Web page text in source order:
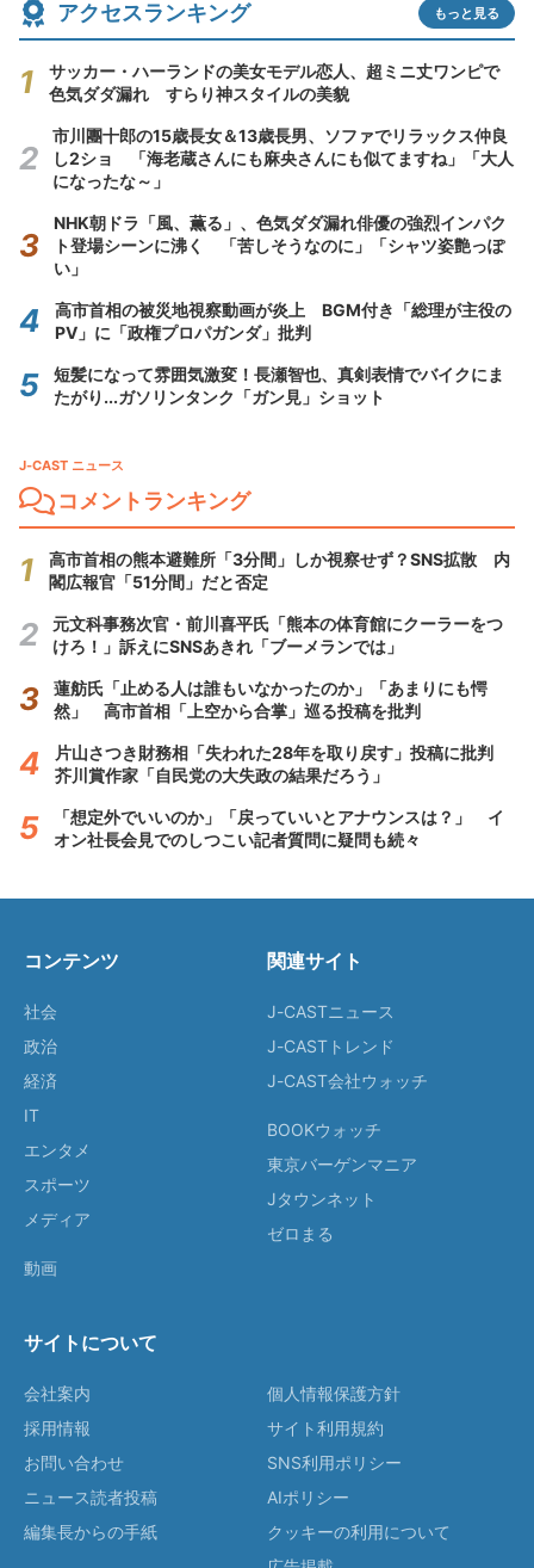
アクセスランキング もっと見る
サッカー・ハーランドの美女モデル恋人、超ミニ丈ワンピで
色気ダダ漏れ すらり神スタイルの美貌
市川團十郎の15歳長女＆13歳長男、ソファでリラックス仲良
し2ショ 「海老蔵さんにも麻央さんにも似てますね」「大人
になったな～」
NHK朝ドラ「風、薫る」、色気ダダ漏れ俳優の強烈インパク
ト登場シーンに沸く 「苦しそうなのに」「シャツ姿艶っぽ
い」
高市首相の被災地視察動画が炎上 BGM付き「総理が主役の
PV」に「政権プロパガンダ」批判
短髪になって雰囲気激変！長瀬智也、真剣表情でバイクにま
たがり...ガソリンタンク「ガン見」ショット
J-CAST ニュース
コメントランキング
高市首相の熊本避難所「3分間」しか視察せず？SNS拡散 内
閣広報官「51分間」だと否定
元文科事務次官・前川喜平氏「熊本の体育館にクーラーをつ
けろ！」訴えにSNSあきれ「ブーメランでは」
蓮舫氏「止める人は誰もいなかったのか」「あまりにも愕
然」 高市首相「上空から合掌」巡る投稿を批判
片山さつき財務相「失われた28年を取り戻す」投稿に批判
芥川賞作家「自民党の大失政の結果だろう」
「想定外でいいのか」「戻っていいとアナウンスは？」 イ
オン社長会見でのしつこい記者質問に疑問も続々
コンテンツ
社会
政治
経済
IT
エンタメ
スポーツ
メディア
動画
関連サイト
J-CASTニュース
J-CASTトレンド
J-CAST会社ウォッチ
BOOKウォッチ
東京バーゲンマニア
Jタウンネット
ゼロまる
サイトについて
会社案内
採用情報
お問い合わせ
ニュース読者投稿
編集長からの手紙
個人情報保護方針
サイト利用規約
SNS利用ポリシー
AIポリシー
クッキーの利用について